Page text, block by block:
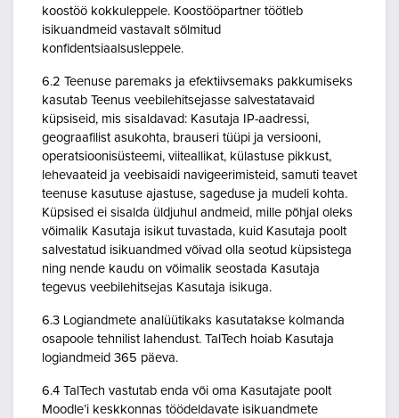
koostöö kokkuleppele. Koostööpartner töötleb
isikuandmeid vastavalt sõlmitud
konfidentsiaalsusleppele.
6.2 Teenuse paremaks ja efektiivsemaks pakkumiseks
kasutab Teenus veebilehitsejasse salvestatavaid
küpsiseid, mis sisaldavad: Kasutaja IP-aadressi,
geograafilist asukohta, brauseri tüüpi ja versiooni,
operatsioonisüsteemi, viiteallikat, külastuse pikkust,
lehevaateid ja veebisaidi navigeerimisteid, samuti teavet
teenuse kasutuse ajastuse, sageduse ja mudeli kohta.
Küpsised ei sisalda üldjuhul andmeid, mille põhjal oleks
võimalik Kasutaja isikut tuvastada, kuid Kasutaja poolt
salvestatud isikuandmed võivad olla seotud küpsistega
ning nende kaudu on võimalik seostada Kasutaja
tegevus veebilehitsejas Kasutaja isikuga.
6.3 Logiandmete analüütikaks kasutatakse kolmanda
osapoole tehnilist lahendust. TalTech hoiab Kasutaja
logiandmeid 365 päeva.
6.4 TalTech vastutab enda või oma Kasutajate poolt
Moodle’i keskkonnas töödeldavate isikuandmete